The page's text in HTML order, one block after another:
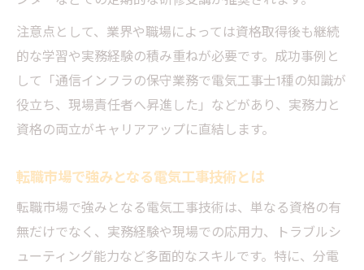
注意点として、業界や職場によっては資格取得後も継続
的な学習や実務経験の積み重ねが必要です。成功事例と
して「通信インフラの保守業務で電気工事士1種の知識が
役立ち、現場責任者へ昇進した」などがあり、実務力と
資格の両立がキャリアアップに直結します。
転職市場で強みとなる電気工事技術とは
転職市場で強みとなる電気工事技術は、単なる資格の有
無だけでなく、実務経験や現場での応用力、トラブルシ
ューティング能力など多面的なスキルです。特に、分電